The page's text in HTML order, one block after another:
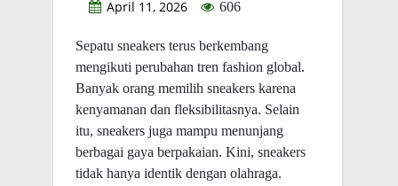
April 11, 2026 606
Sepatu sneakers terus berkembang
mengikuti perubahan tren fashion global.
Banyak orang memilih sneakers karena
kenyamanan dan fleksibilitasnya. Selain
itu, sneakers juga mampu menunjang
berbagai gaya berpakaian. Kini, sneakers
tidak hanya identik dengan olahraga.